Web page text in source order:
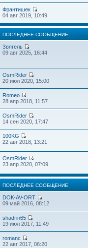
Франтишек
04 авг 2019, 10:49
ПОСЛЕДНЕЕ СООБЩЕНИЕ
Звягель
09 авг 2025, 16:44
OsmRider
20 июл 2020, 15:00
Romeo
28 апр 2018, 11:57
OsmRider
14 сен 2020, 17:47
100KG
22 авг 2018, 13:21
OsmRider
23 апр 2020, 07:09
ПОСЛЕДНЕЕ СООБЩЕНИЕ
DOК-AV-ORT
09 май 2016, 08:12
shadrin65
19 июл 2017, 11:49
romanc
22 авг 2017, 06:20